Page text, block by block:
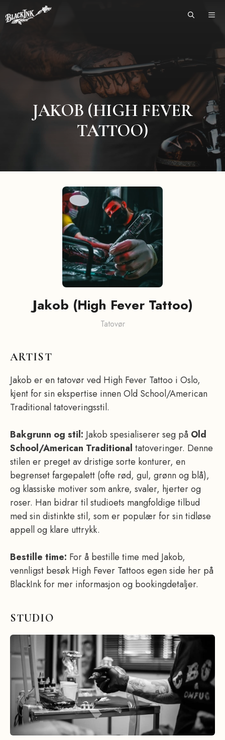
to
JAKOB (HIGH FEVER
TATTOO)
Jakob (High Fever Tattoo)
Tatovør
ARTIST
Jakob er en tatovør ved High Fever Tattoo i Oslo,
kjent for sin ekspertise innen Old School/American
Traditional tatoveringsstil.
Bakgrunn og stil: Jakob spesialiserer seg på Old
School/American Traditional tatoveringer. Denne
stilen er preget av dristige sorte konturer, en
begrenset fargepalett (ofte rød, gul, grønn og blå),
og klassiske motiver som ankre, svaler, hjerter og
roser. Han bidrar til studioets mangfoldige tilbud
med sin distinkte stil, som er populær for sin tidløse
appell og klare uttrykk.
Bestille time: For å bestille time med Jakob,
vennligst besøk High Fever Tattoos egen side her på
BlackInk for mer informasjon og bookingdetaljer.
STUDIO